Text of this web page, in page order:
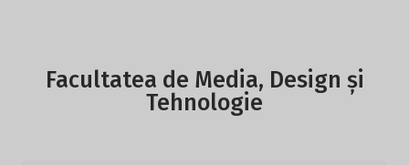
Facultatea de Media, Design și
Tehnologie